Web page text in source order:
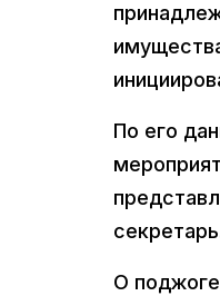
По его
О